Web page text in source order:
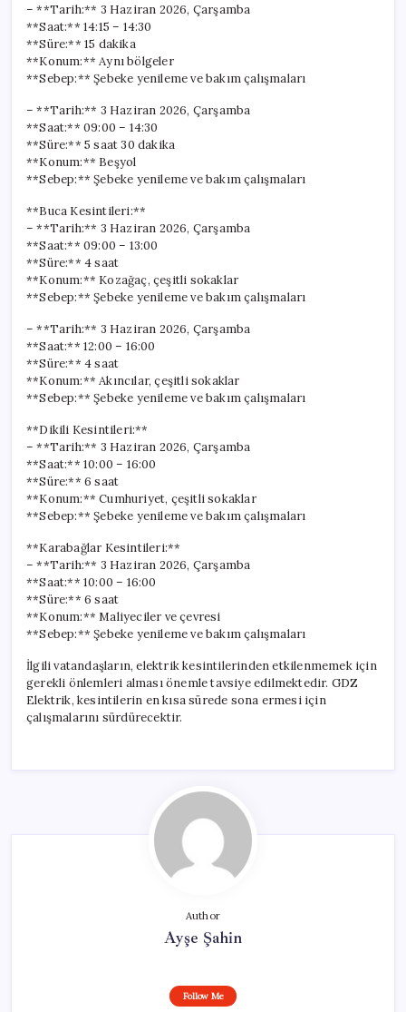
– **Tarih:** 3 Haziran 2026, Çarşamba
**Saat:** 14:15 – 14:30
**Süre:** 15 dakika
**Konum:** Aynı bölgeler
**Sebep:** Şebeke yenileme ve bakım çalışmaları
– **Tarih:** 3 Haziran 2026, Çarşamba
**Saat:** 09:00 – 14:30
**Süre:** 5 saat 30 dakika
**Konum:** Beşyol
**Sebep:** Şebeke yenileme ve bakım çalışmaları
**Buca Kesintileri:**
– **Tarih:** 3 Haziran 2026, Çarşamba
**Saat:** 09:00 – 13:00
**Süre:** 4 saat
**Konum:** Kozağaç, çeşitli sokaklar
**Sebep:** Şebeke yenileme ve bakım çalışmaları
– **Tarih:** 3 Haziran 2026, Çarşamba
**Saat:** 12:00 – 16:00
**Süre:** 4 saat
**Konum:** Akıncılar, çeşitli sokaklar
**Sebep:** Şebeke yenileme ve bakım çalışmaları
**Dikili Kesintileri:**
– **Tarih:** 3 Haziran 2026, Çarşamba
**Saat:** 10:00 – 16:00
**Süre:** 6 saat
**Konum:** Cumhuriyet, çeşitli sokaklar
**Sebep:** Şebeke yenileme ve bakım çalışmaları
**Karabağlar Kesintileri:**
– **Tarih:** 3 Haziran 2026, Çarşamba
**Saat:** 10:00 – 16:00
**Süre:** 6 saat
**Konum:** Maliyeciler ve çevresi
**Sebep:** Şebeke yenileme ve bakım çalışmaları
İlgili vatandaşların, elektrik kesintilerinden etkilenmemek için
gerekli önlemleri alması önemle tavsiye edilmektedir. GDZ
Elektrik, kesintilerin en kısa sürede sona ermesi için
çalışmalarını sürdürecektir.
Author
Ayşe Şahin
Follow Me